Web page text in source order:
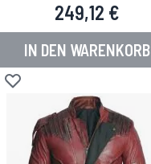
249,12 €
IN DEN WARENKORB
Zur Wunschliste hinzufügen